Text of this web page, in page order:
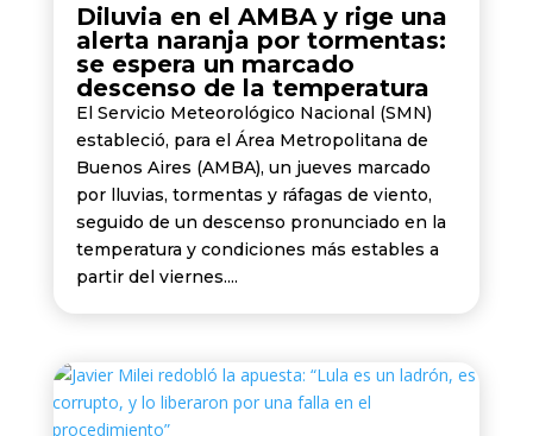
Diluvia en el AMBA y rige una
alerta naranja por tormentas:
se espera un marcado
descenso de la temperatura
El Servicio Meteorológico Nacional (SMN)
estableció, para el Área Metropolitana de
Buenos Aires (AMBA), un jueves marcado
por lluvias, tormentas y ráfagas de viento,
seguido de un descenso pronunciado en la
temperatura y condiciones más estables a
partir del viernes....